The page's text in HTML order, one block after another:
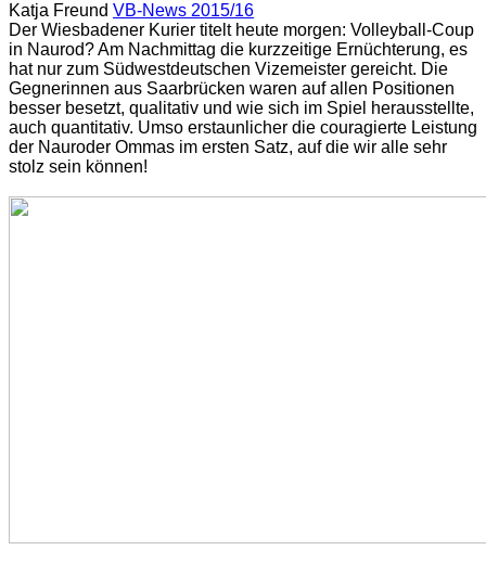
Katja Freund VB-News 2015/16
Der Wiesbadener Kurier titelt heute morgen: Volleyball-Coup
in Naurod? Am Nachmittag die kurzzeitige Ernüchterung, es
hat nur zum Südwestdeutschen Vizemeister gereicht. Die
Gegnerinnen aus Saarbrücken waren auf allen Positionen
besser besetzt, qualitativ und wie sich im Spiel herausstellte,
auch quantitativ. Umso erstaunlicher die couragierte Leistung
der Nauroder Ommas im ersten Satz, auf die wir alle sehr
stolz sein können!